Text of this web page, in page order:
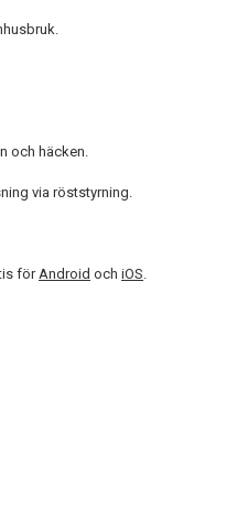
och häcken.
via röststyrning.
förAndroid och iOS.